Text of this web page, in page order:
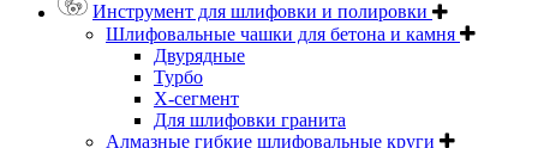
Инструмент для шлифовки и полировки
Шлифовальные чашки для бетона и камня
Двурядные
Турбо
Х-сегмент
Для шлифовки гранита
Алмазные гибкие шлифовальные круги